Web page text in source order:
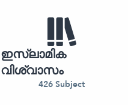
ഇസ്‌ലാമിക
വിശ്വാസം
426 Subject